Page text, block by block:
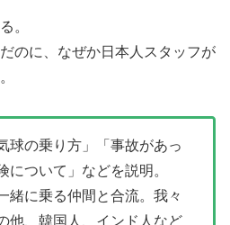
。
のに、なぜか日本人スタッフが
球の乗り方」「事故があっ
について」などを説明。
緒に乗る仲間と合流。我々
他、韓国人、インド人など